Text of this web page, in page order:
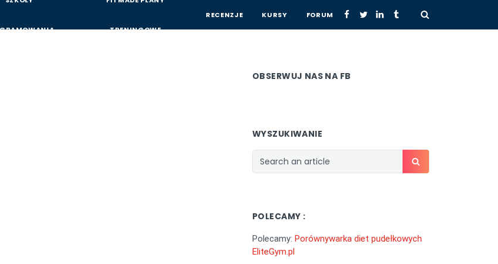
TRENINGOWE
RECENZJE KURSY FORUM
OBSERWUJ NAS NA FB
WYSZUKIWANIE
POLECAMY :
Polecamy: Porównywarka diet pudełkowych
EliteGym.pl